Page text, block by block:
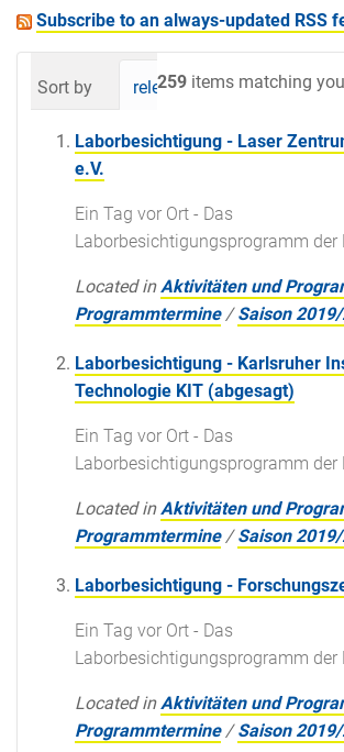
Subscribe to an always-updated RSS
259 items matching
Sort by relevance date
Laborbesichtigung - Laser
e.V.
Ein Tag vor Ort - Das
Laborbesichtigungsprogramm der
Located in Aktivitäten und
Programmtermine /Saison
Laborbesichtigung - Karlsruher
Technologie KIT (abgesagt)
Ein Tag vor Ort - Das
Laborbesichtigungsprogramm der
Located in Aktivitäten und
Programmtermine /Saison
Laborbesichtigung -
Ein Tag vor Ort - Das
Laborbesichtigungsprogramm der
Located in Aktivitäten und
Programmtermine /Saison